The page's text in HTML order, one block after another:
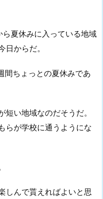
夏休みに入っている地域
日からだ。
ちょっとの夏休みであ
い地域なのだそうだ。
らが学校に通うようにな
しんで貰えればよいと思